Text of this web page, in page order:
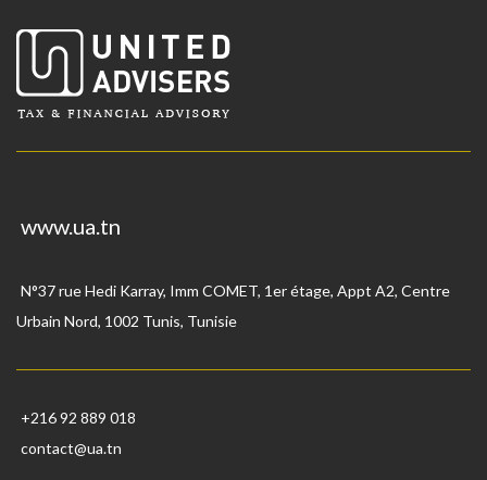
www.ua.tn
N°37 rue Hedi Karray, Imm COMET, 1er étage, Appt A2, Centre
Urbain Nord, 1002 Tunis, Tunisie
+216 92 889 018
contact@ua.tn